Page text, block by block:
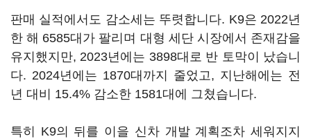
판매 실적에서도 감소세는 뚜렷합니다. K9은 2022년
한 해 6585대가 팔리며 대형 세단 시장에서 존재감을
유지했지만, 2023년에는 3898대로 반 토막이 났습니
다. 2024년에는 1870대까지 줄었고, 지난해에는 전
년 대비 15.4% 감소한 1581대에 그쳤습니다.
특히 K9의 뒤를 이을 신차 개발 계획조차 세워지지